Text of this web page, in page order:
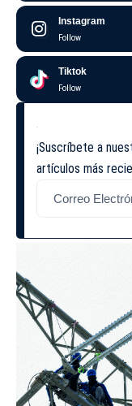
Instagram
Follow
Tiktok
Follow
¡Suscríbete a
artículos más